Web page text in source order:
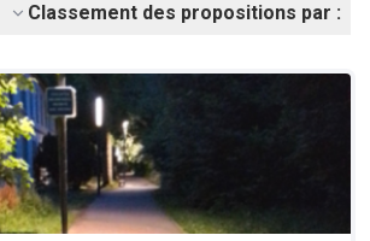
Classement des propositions par :